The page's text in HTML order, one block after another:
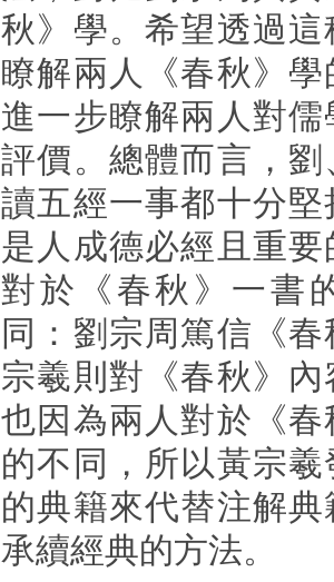
秋》學。希望透過
瞭解兩人《春秋》
進一步瞭解兩人對
評價。總體而言，
讀五經一事都十分
是人成德必經且重
對於《春秋》一書
同：劉宗周篤信《
宗羲則對《春秋》
也因為兩人對於《
的不同，所以黃宗
的典籍來代替注解
承續經典的方法。